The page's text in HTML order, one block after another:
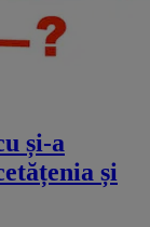
și-a
și